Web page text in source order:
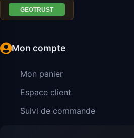
Mon compte
Mon panier
Espace client
Suivi de commande